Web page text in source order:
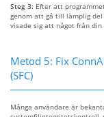
Steg 3: Efter att
genom att gå till lämplig
visade sig att något från
Metod 5: Fix
(SFC)
Många användare är